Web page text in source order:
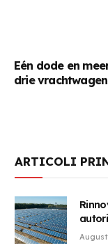
Eén dode en
drie
ARTICOLI
August